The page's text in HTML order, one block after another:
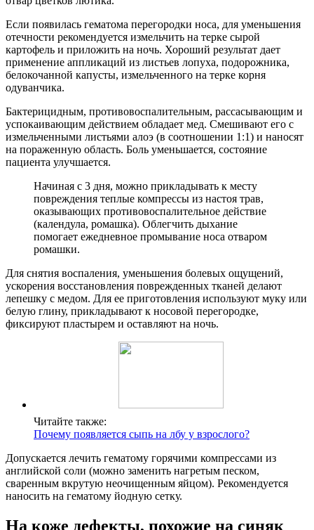
Если появилась гематома перегородки носа, для уменьшения
отечности рекомендуется измельчить на терке сырой
картофель и приложить на ночь. Хороший результат дает
применение аппликаций из листьев лопуха, подорожника,
белокочанной капусты, измельченного на терке корня
одуванчика.
Бактерицидным, противовоспалительным, рассасывающим и
успокаивающим действием обладает мед. Смешивают его с
измельченными листьями алоэ (в соотношении 1:1) и наносят
на пораженную область. Боль уменьшается, состояние
пациента улучшается.
Начиная с 3 дня, можно прикладывать к месту
повреждения теплые компрессы из настоя трав,
оказывающих противовоспалительное действие
(календула, ромашка). Облегчить дыхание
помогает ежедневное промывание носа отваром
ромашки.
Для снятия воспаления, уменьшения болевых ощущений,
ускорения восстановления поврежденных тканей делают
лепешку с медом. Для ее приготовления используют муку или
белую глину, прикладывают к носовой перегородке,
фиксируют пластырем и оставляют на ночь.
Читайте также:
Почему появляется сыпь на лбу у взрослого?
Допускается лечить гематому горячими компрессами из
английской соли (можно заменить нагретым песком,
сваренным вкрутую неочищенным яйцом). Рекомендуется
наносить на гематому йодную сетку.
На коже дефекты, похожие на синяк